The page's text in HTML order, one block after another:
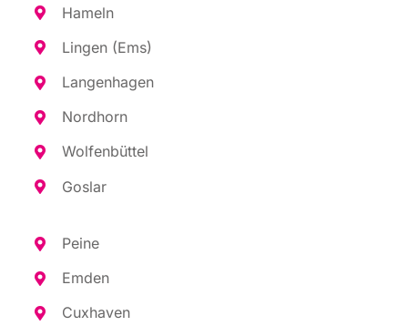
Hameln
Lin­gen (Ems)
Lan­gen­ha­gen
Nord­horn
Wol­fen­büt­tel
Gos­lar
Pei­ne
Emden
Cux­ha­ven